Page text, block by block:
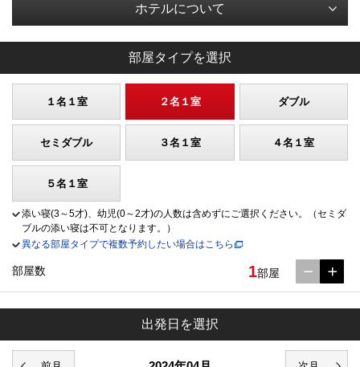
ホテルについて
部屋タイプを選択
１名１室 ２名１室 ダブル
セミダブル ３名１室 ４名１室
５名１室
添い寝(3～5才)、幼児(0～2才)の人数は含めずにご選択ください。（セミダ
ブルの添い寝は不可となります。）
異なる部屋タイプで複数予約したい場合はこちら
部屋数 1部屋
出発日を選択